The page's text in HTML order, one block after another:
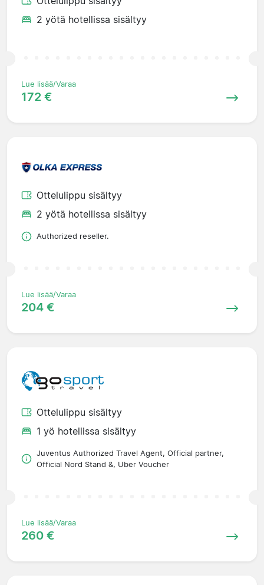
2 yötä hotellissa sisältyy
Lue lisää/Varaa
172 €
Ottelulippu sisältyy
2 yötä hotellissa sisältyy
Authorized reseller.
Lue lisää/Varaa
204 €
Ottelulippu sisältyy
1 yö hotellissa sisältyy
Juventus Authorized Travel Agent, Official partner,
Official Nord Stand &, Uber Voucher
Lue lisää/Varaa
260 €